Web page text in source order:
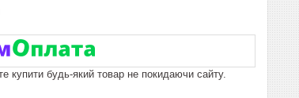
купити будь-який товар не покидаючи сайту.